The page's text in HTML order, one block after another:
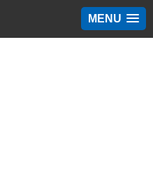
MENU